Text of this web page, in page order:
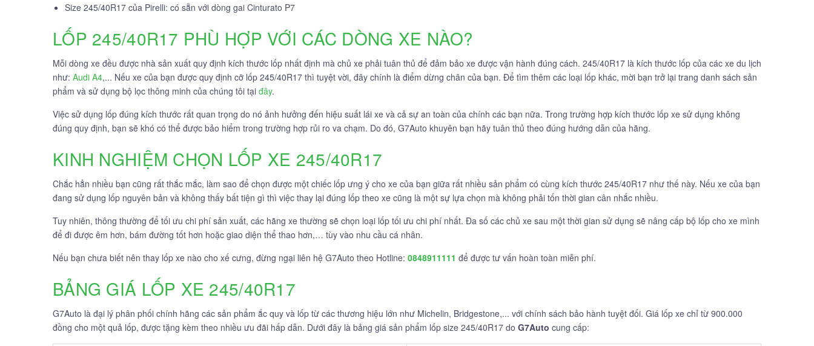
Size 245/40R17 của Pirelli: có sẵn với dòng gai Cinturato P7
LỐP 245/40R17 PHÙ HỢP VỚI CÁC DÒNG XE NÀO?
Mỗi dòng xe đều được nhà sản xuất quy định kích thước lốp nhất định mà chủ xe phải tuân thủ để đảm bảo xe được vận hành đúng cách. 245/40R17 là kích thước lốp của các xe du lịch
như: Audi A4,... Nếu xe của bạn được quy định cỡ lốp 245/40R17 thì tuyệt vời, đây chính là điểm dừng chân của bạn. Để tìm thêm các loại lốp khác, mời bạn trở lại trang danh sách sản
phẩm và sử dụng bộ lọc thông minh của chúng tôi tại đây.
Việc sử dụng lốp đúng kích thước rất quan trọng do nó ảnh hưởng đến hiệu suất lái xe và cả sự an toàn của chính các bạn nữa. Trong trường hợp kích thước lốp xe sử dụng không
đúng quy định, bạn sẽ khó có thể được bảo hiểm trong trường hợp rủi ro va chạm. Do đó, G7Auto khuyên bạn hãy tuân thủ theo đúng hướng dẫn của hãng.
KINH NGHIỆM CHỌN LỐP XE 245/40R17
Chắc hẳn nhiều bạn cũng rất thắc mắc, làm sao để chọn được một chiếc lốp ưng ý cho xe của bạn giữa rất nhiều sản phẩm có cùng kích thước 245/40R17 như thế này. Nếu xe của bạn
đang sử dụng lốp nguyên bản và không thấy bất tiện gì thì việc thay lại đúng lốp theo xe cũng là một sự lựa chọn mà không phải tốn thời gian cân nhắc nhiều.
Tuy nhiên, thông thường để tối ưu chi phí sản xuất, các hãng xe thường sẽ chọn loại lốp tối ưu chi phí nhất. Đa số các chủ xe sau một thời gian sử dụng sẽ nâng cấp bộ lốp cho xe mình
để đi được êm hơn, bám đường tốt hơn hoặc giao diện thể thao hơn,… tùy vào nhu cầu cá nhân.
Nếu bạn chưa biết nên thay lốp xe nào cho xế cưng, đừng ngại liên hệ G7Auto theo Hotline: 0848911111 để được tư vấn hoàn toàn miễn phí.
BẢNG GIÁ LỐP XE 245/40R17
G7Auto là đại lý phân phối chính hãng các sản phẩm ắc quy và lốp từ các thương hiệu lớn như Michelin, Bridgestone,... với chính sách bảo hành tuyệt đối. Giá lốp xe chỉ từ 900.000
đồng cho một quả lốp, được tặng kèm theo nhiều ưu đãi hấp dẫn. Dưới đây là bảng giá sản phẩm lốp size 245/40R17 do G7Auto cung cấp: